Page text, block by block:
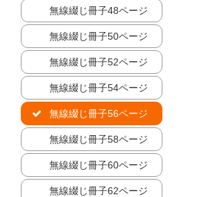
無線綴じ冊子48ページ
無線綴じ冊子50ページ
無線綴じ冊子52ページ
無線綴じ冊子54ページ
無線綴じ冊子56ページ
無線綴じ冊子58ページ
無線綴じ冊子60ページ
無線綴じ冊子62ページ